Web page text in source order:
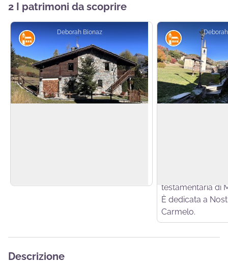
2 I patrimoni da scoprire
Deborah Bionaz
testamentaria di
È dedicata a
Carmelo.
Descrizione